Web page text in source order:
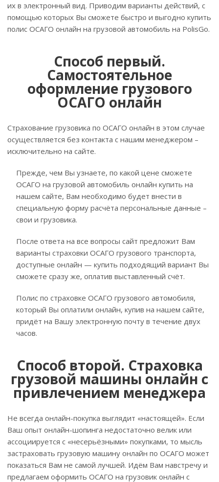
их в электронный вид. Приводим варианты действий, с
помощью которых Вы сможете быстро и выгодно купить
полис ОСАГО онлайн на грузовой автомобиль на PolisGo.
Способ первый.
Самостоятельное
оформление грузового
ОСАГО онлайн
Страхование грузовика по ОСАГО онлайн в этом случае
осуществляется без контакта с нашим менеджером –
исключительно на сайте.
Прежде, чем Вы узнаете, по какой цене сможете
ОСАГО на грузовой автомобиль онлайн купить на
нашем сайте, Вам необходимо будет внести в
специальную форму расчёта персональные данные –
свои и грузовика.
После ответа на все вопросы сайт предложит Вам
варианты страховки ОСАГО грузового транспорта,
доступные онлайн — купить подходящий вариант Вы
сможете сразу же, оплатив выставленный счёт.
Полис по страховке ОСАГО грузового автомобиля,
который Вы оплатили онлайн, купив на нашем сайте,
придёт на Вашу электронную почту в течение двух
часов.
Способ второй. Страховка
грузовой машины онлайн с
привлечением менеджера
Не всегда онлайн-покупка выглядит «настоящей». Если
Ваш опыт онлайн-шопинга недостаточно велик или
ассоциируется с «несерьёзными» покупками, то мысль
застраховать грузовую машину онлайн по ОСАГО может
показаться Вам не самой лучшей. Идём Вам навстречу и
предлагаем оформить ОСАГО на грузовик онлайн с